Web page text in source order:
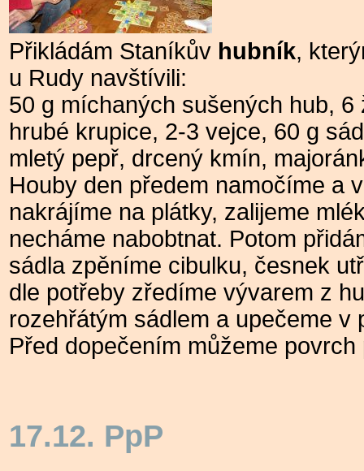
Přikládám Staníkův hubník,
u Rudy navštívili:
50 g míchaných sušených hub,
hrubé krupice, 2-3 vejce, 60 g
mletý pepř, drcený kmín,
Houby den předem namočíme a
nakrájíme na plátky, zalijeme
necháme nabobtnat. Potom
sádla zpěníme cibulku, česnek
dle potřeby zředíme vývarem z
rozehřátým sádlem a upečeme
Před dopečením můžeme
17.12. PpP